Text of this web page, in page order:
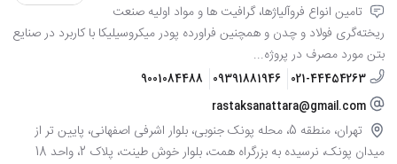
تامین انواع فروآلیاژها، گرافیت ها و مواد اولیه صنعت
ریخته‌گری فولاد و چدن و همچنین فراورده‌ پودر میکروسیلیکا با کاربرد در صنایع
بتن مورد مصرف در پروژه...
021-44454263
09391881946
9001084488
rastaksanattara@gmail.com
تهران، منطقه 5، محله پونک جنوبی، بلوار اشرفی اصفهانی، پایین تر از
میدان پونک، نرسیده به بزرگراه همت، بلوار خوش طینت، پلاک 2، واحد 18